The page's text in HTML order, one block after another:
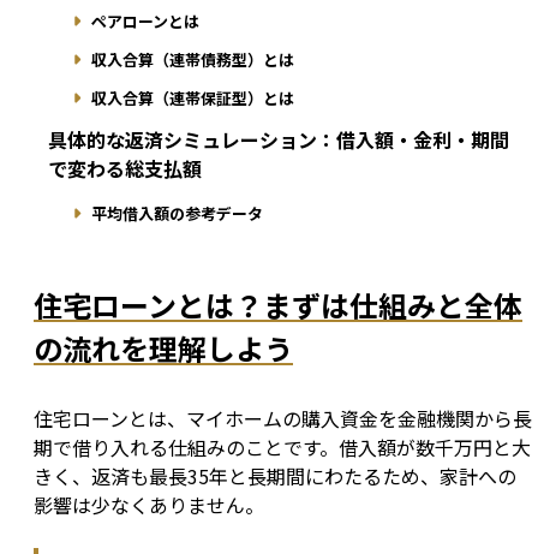
ペアローンとは
収入合算（連帯債務型）とは
収入合算（連帯保証型）とは
具体的な返済シミュレーション：借入額・金利・期間
で変わる総支払額
平均借入額の参考データ
住宅ローンとは？まずは仕組みと全体
の流れを理解しよう
住宅ローンとは、マイホームの購入資金を金融機関から長
期で借り入れる仕組みのことです。借入額が数千万円と大
きく、返済も最長35年と長期間にわたるため、家計への
影響は少なくありません。